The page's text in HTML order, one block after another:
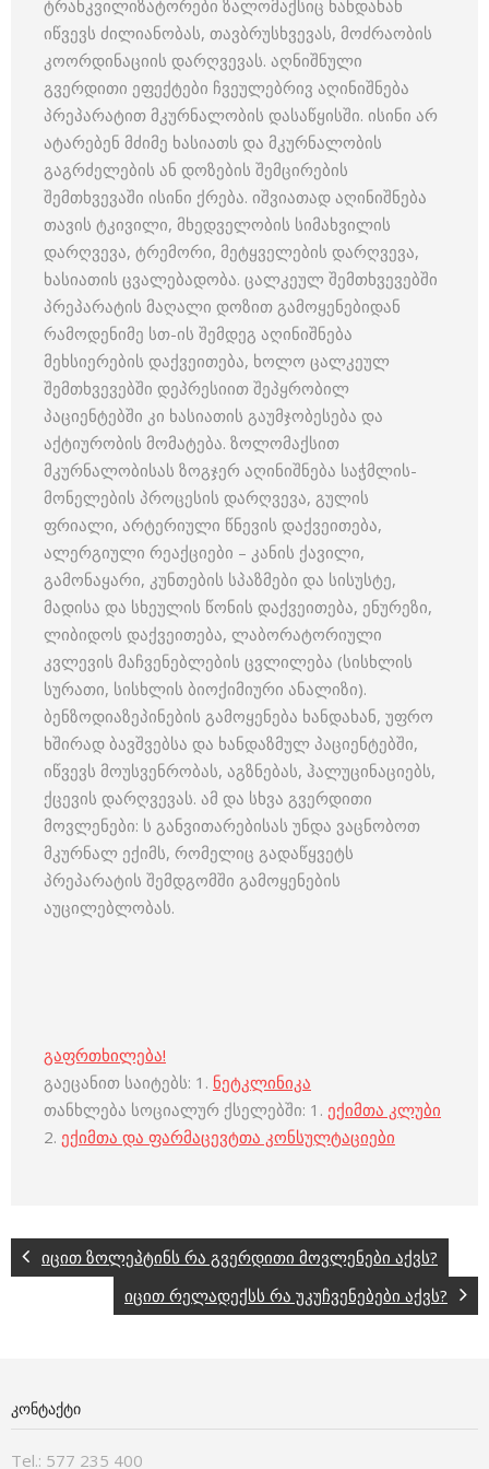
ტრანკვილიზატორები ზალომაქსიც ხანდახან
იწვევს ძილიანობას, თავბრუსხვევას, მოძრაობის
კოორდინაციის დარღვევას. აღნიშნული
გვერდითი ეფექტები ჩვეულებრივ აღინიშნება
პრეპარატით მკურნალობის დასაწყისში. ისინი არ
ატარებენ მძიმე ხასიათს და მკურნალობის
გაგრძელების ან დოზების შემცირების
შემთხვევაში ისინი ქრება. იშვიათად აღინიშნება
თავის ტკივილი, მხედველობის სიმახვილის
დარღვევა, ტრემორი, მეტყველების დარღვევა,
ხასიათის ცვალებადობა. ცალკეულ შემთხვევებში
პრეპარატის მაღალი დოზით გამოყენებიდან
რამოდენიმე სთ-ის შემდეგ აღინიშნება
მეხსიერების დაქვეითება, ხოლო ცალკეულ
შემთხვევებში დეპრესიით შეპყრობილ
პაციენტებში კი ხასიათის გაუმჯობესება და
აქტიურობის მომატება. ზოლომაქსით
მკურნალობისას ზოგჯერ აღინიშნება საჭმლის-
მონელების პროცესის დარღვევა, გულის
ფრიალი, არტერიული წნევის დაქვეითება,
ალერგიული რეაქციები – კანის ქავილი,
გამონაყარი, კუნთების სპაზმები და სისუსტე,
მადისა და სხეულის წონის დაქვეითება, ენურეზი,
ლიბიდოს დაქვეითება, ლაბორატორიული
კვლევის მაჩვენებლების ცვლილება (სისხლის
სურათი, სისხლის ბიოქიმიური ანალიზი).
ბენზოდიაზეპინების გამოყენება ხანდახან, უფრო
ხშირად ბავშვებსა და ხანდაზმულ პაციენტებში,
იწვევს მოუსვენრობას, აგზნებას, ჰალუცინაციებს,
ქცევის დარღვევას. ამ და სხვა გვერდითი
მოვლენები: ს განვითარებისას უნდა ვაცნობოთ
მკურნალ ექიმს, რომელიც გადაწყვეტს
პრეპარატის შემდგომში გამოყენების
აუცილებლობას.
გაფრთხილება!
გაეცანით საიტებს: 1. ნეტკლინიკა
თანხლება სოციალურ ქსელებში: 1. ექიმთა კლუბი
2. ექიმთა და ფარმაცევტთა კონსულტაციები
იცით ზოლეპტინს რა გვერდითი მოვლენები აქვს?
იცით რელადექსს რა უკუჩვენებები აქვს?
ᲙᲝᲜᲢᲐᲥᲢᲘ
Tel.: 577 235 400